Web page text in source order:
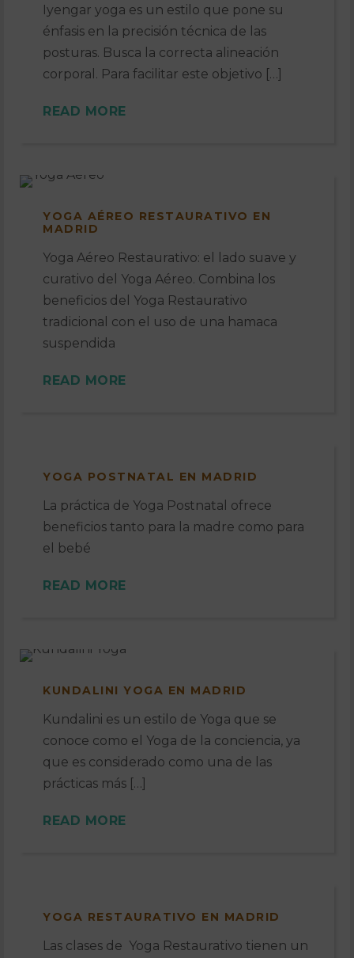
Iyengar yoga es un estilo que pone su
énfasis en la precisión técnica de las
posturas. Busca la correcta alineación
corporal. Para facilitar este objetivo […]
READ MORE
YOGA AÉREO RESTAURATIVO EN
MADRID
Yoga Aéreo Restaurativo: el lado suave y
curativo del Yoga Aéreo. Combina los
beneficios del Yoga Restaurativo
tradicional con el uso de una hamaca
suspendida
READ MORE
YOGA POSTNATAL EN MADRID
La práctica de Yoga Postnatal ofrece
beneficios tanto para la madre como para
el bebé
READ MORE
KUNDALINI YOGA EN MADRID
Kundalini es un estilo de Yoga que se
conoce como el Yoga de la conciencia, ya
que es considerado como una de las
prácticas más […]
READ MORE
YOGA RESTAURATIVO EN MADRID
Las clases de Yoga Restaurativo tienen un